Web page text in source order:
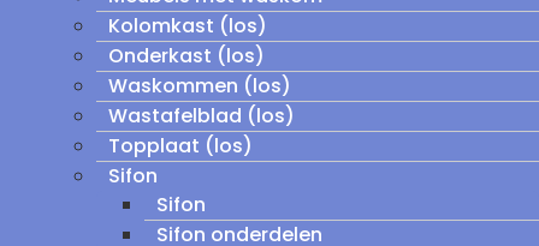
Kolomkast (los)
Onderkast (los)
Waskommen (los)
Wastafelblad (los)
Topplaat (los)
Sifon
Sifon
Sifon onderdelen